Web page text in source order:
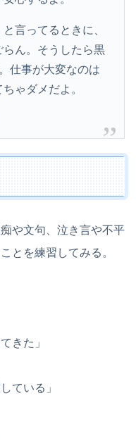
言ってるときに、
らん。そうしたら黒
仕事が大変なのは
ゃダメだよ。
や文句、泣き言や不平
とを練習してみる。
きた」
ている」